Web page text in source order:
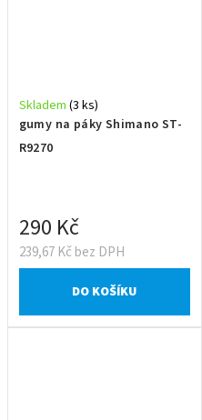
gumy na páky Shimano ST-
R9270
Skladem (3 ks)
239,67 Kč bez DPH
290 Kč
DO KOŠÍKU